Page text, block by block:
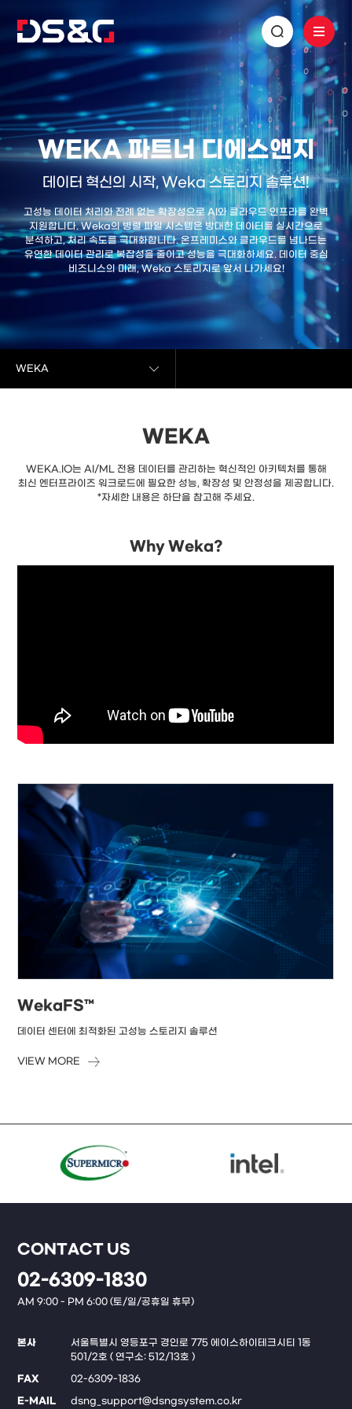
WEKA 파트너 디에스앤지
데이터 혁신의 시작, Weka 스토리지 솔루션!
고성능 데이터 처리와 전례 없는 확장성으로 AI와 클라우드 인프라를 완벽
지원합니다. Weka의 병렬 파일 시스템은 방대한 데이터를 실시간으로
분석하고, 처리 속도를 극대화합니다. 온프레미스와 클라우드를 넘나드는
유연한 데이터 관리로 복잡성을 줄이고 성능을 극대화하세요. 데이터 중심
비즈니스의 미래, Weka 스토리지로 앞서 나가세요!
WEKA
WEKA
WEKA.IO는 AI/ML 전용 데이터를 관리하는 혁신적인 아키텍처를 통해
최신 엔터프라이즈 워크로드에 필요한 성능, 확장성 및 안정성을 제공합니다.
*자세한 내용은 하단을 참고해 주세요.
Why Weka?
WekaFS™
데이터 센터에 최적화된 고성능 스토리지 솔루션
VIEW MORE
CONTACT US
02-6309-1830
AM 9:00 - PM 6:00 (토/일/공휴일 휴무)
본사
서울특별시 영등포구 경인로 775 에이스하이테크시티 1동
501/2호 ( 연구소: 512/13호 )
FAX
02-6309-1836
E-MAIL
dsng_support@dsngsystem.co.kr